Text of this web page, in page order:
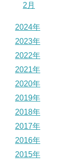
2月
2024年
2023年
2022年
2021年
2020年
2019年
2018年
2017年
2016年
2015年